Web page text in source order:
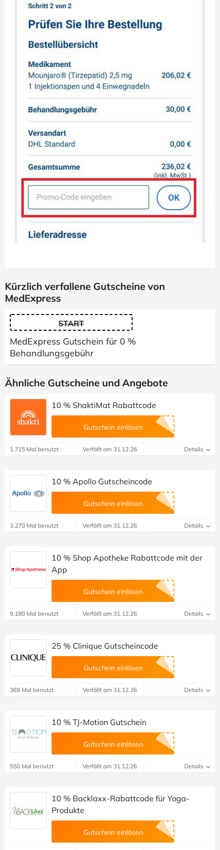
Kürzlich verfallene Gutscheine von
MedExpress
START
MedExpress Gutschein für 0 %
Behandlungsgebühr
Ähnliche Gutscheine und Angebote
10 % ShaktiMat Rabattcode
Gutschein einlösen
1.715 Mal benutzt Verfällt am 31.12.26 Details
10 % Apollo Gutscheincode
Gutschein einlösen
3.270 Mal benutzt Verfällt am 31.12.26 Details
10 % Shop Apotheke Rabattcode mit der
App
Gutschein einlösen
9.180 Mal benutzt Verfällt am 31.12.26 Details
25 % Clinique Gutscheincode
Gutschein einlösen
369 Mal benutzt Verfällt am 31.12.26 Details
10 % TJ-Motion Gutschein
Gutschein einlösen
550 Mal benutzt Verfällt am 31.12.26 Details
10 % Backlaxx-Rabattcode für Yoga-
Produkte
Gutschein einlösen